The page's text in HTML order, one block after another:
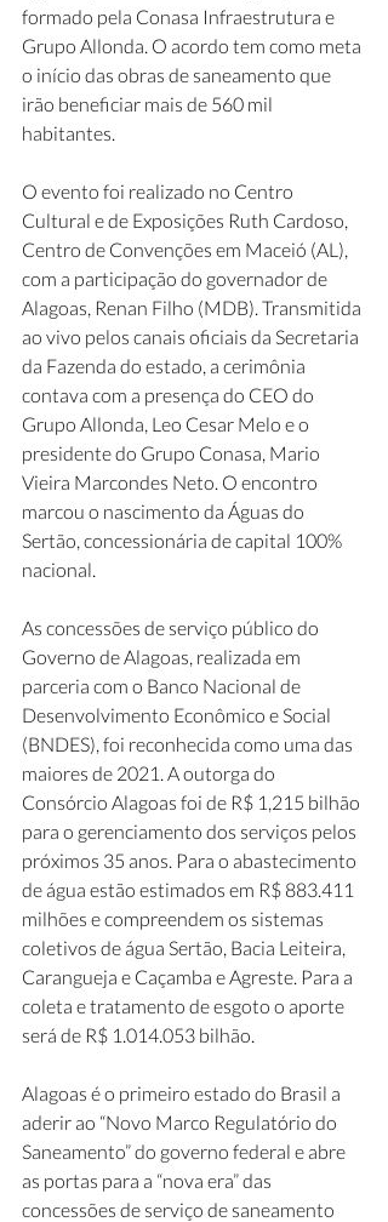
formado pela Conasa Infraestrutura e
Grupo Allonda. O acordo tem como meta
o início das obras de saneamento que
irão beneficiar mais de 560 mil
habitantes.
O evento foi realizado no Centro
Cultural e de Exposições Ruth Cardoso,
Centro de Convenções em Maceió (AL),
com a participação do governador de
Alagoas, Renan Filho (MDB). Transmitida
ao vivo pelos canais oficiais da Secretaria
da Fazenda do estado, a cerimônia
contava com a presença do CEO do
Grupo Allonda, Leo Cesar Melo e o
presidente do Grupo Conasa, Mario
Vieira Marcondes Neto. O encontro
marcou o nascimento da Águas do
Sertão, concessionária de capital 100%
nacional.
As concessões de serviço público do
Governo de Alagoas, realizada em
parceria com o Banco Nacional de
Desenvolvimento Econômico e Social
(BNDES), foi reconhecida como uma das
maiores de 2021. A outorga do
Consórcio Alagoas foi de R$ 1,215 bilhão
para o gerenciamento dos serviços pelos
próximos 35 anos. Para o abastecimento
de água estão estimados em R$ 883.411
milhões e compreendem os sistemas
coletivos de água Sertão, Bacia Leiteira,
Carangueja e Caçamba e Agreste. Para a
coleta e tratamento de esgoto o aporte
será de R$ 1.014.053 bilhão.
Alagoas é o primeiro estado do Brasil a
aderir ao “Novo Marco Regulatório do
Saneamento” do governo federal e abre
as portas para a “nova era” das
concessões de serviço de saneamento